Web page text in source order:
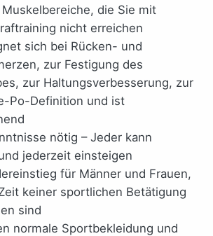
die Sie mit
nicht erreichen
sich bei Rücken- und
zur Festigung des
zur Haltungsverbesserung, zur
Po-Definition und ist
nötig – Jeder kann
jederzeit einsteigen
für Männer und Frauen,
keiner sportlichen Betätigung
sind
normale Sportbekleidung und